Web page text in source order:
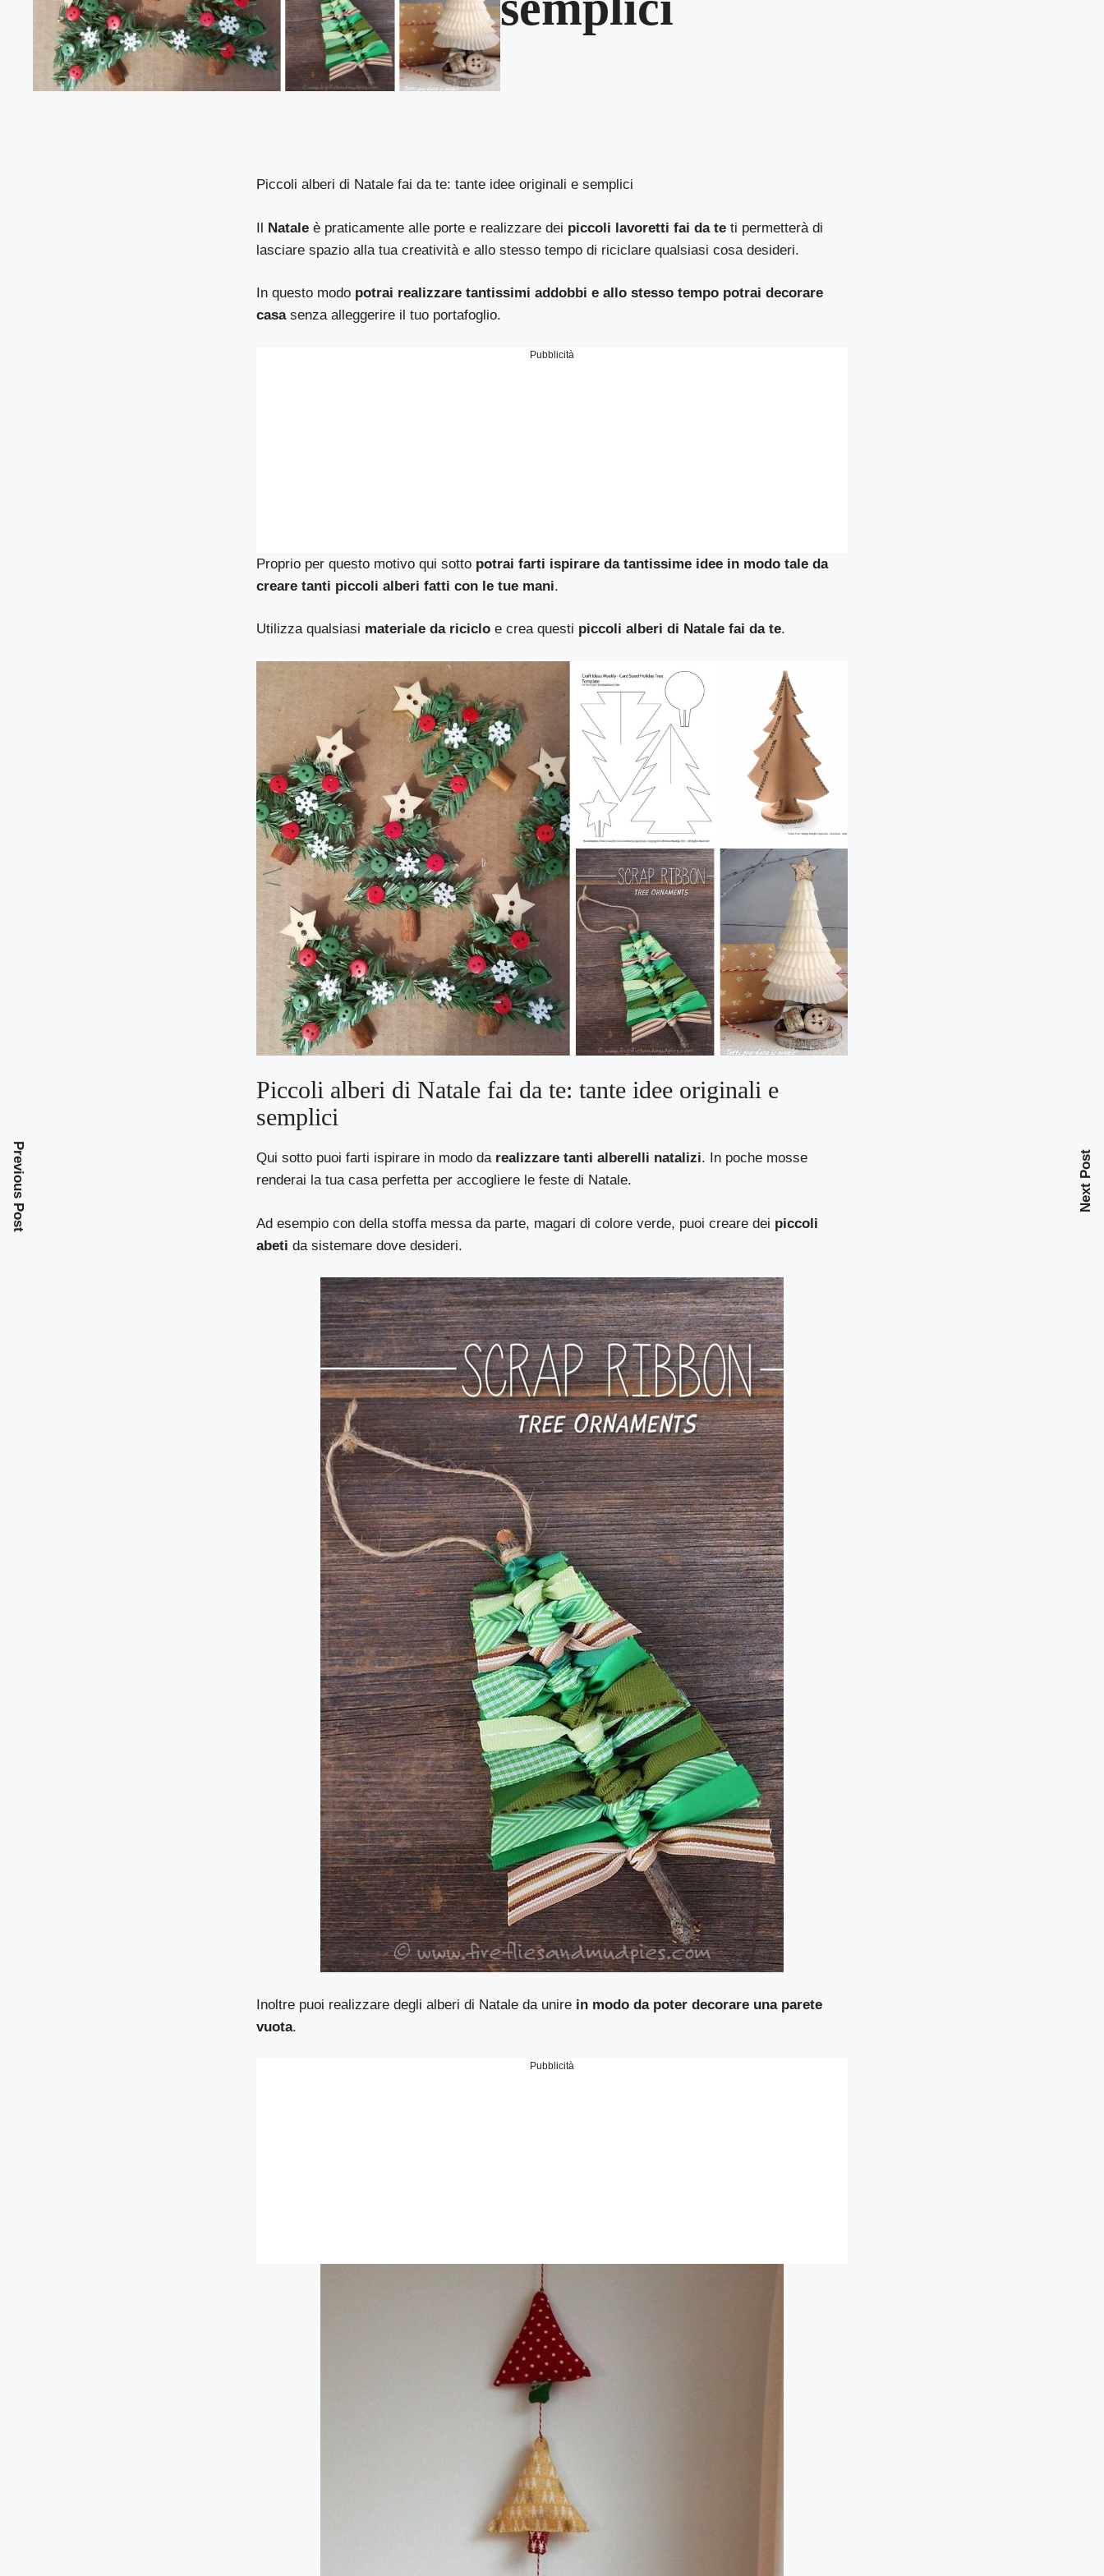
Piccoli alberi di Natale fai da te: tante idee originali e semplici
Il Natale è praticamente alle porte e realizzare dei piccoli lavoretti fai da te ti permetterà di
lasciare spazio alla tua creatività e allo stesso tempo di riciclare qualsiasi cosa desideri.
In questo modo potrai realizzare tantissimi addobbi e allo stesso tempo potrai decorare
casasenza alleggerire il tuo portafoglio.
Pubblicità
Proprio per questo motivo qui sotto potrai farti ispirare da tantissime idee in modo tale da
creare tanti piccoli alberi fatti con le tue mani.
Utilizza qualsiasi materiale da riciclo e crea questi piccoli alberi di Natale fai da te.
Piccoli alberi di Natale fai da te: tante idee originali e
semplici
Qui sotto puoi farti ispirare in modo da realizzare tanti alberelli natalizi. In poche mosse
renderai la tua casa perfetta per accogliere le feste di Natale.
Ad esempio con della stoffa messa da parte, magari di colore verde, puoi creare dei piccoli
abeti da sistemare dove desideri.
Inoltre puoi realizzare degli alberi di Natale da unire in modo da poter decorare una parete
vuota.
Pubblicità
Previous Post Next Post